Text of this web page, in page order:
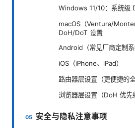
Windows 11/10：系统级
macOS（Ventura/
DoH/DoT 设置
Android（常见厂商定制系
iOS（iPhone、iPad）
路由器层设置（更便捷的全
浏览器层设置（DoH 优先
安全与隐私注意事项